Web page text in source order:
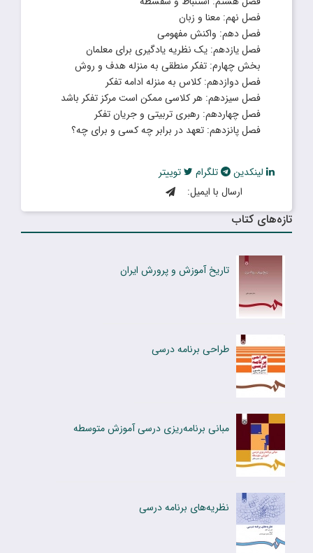
فصل نهم: معنا و زبان
فصل دهم: واکنش مفهومی
فصل یازدهم: یک نظریه یادگیری برای معلمان
بخش چهارم: تفکر منطقی به منزله هدف و روش
فصل دوازدهم: کلاس به منزله ادامه تفکر
فصل سیزدهم: هر کلاسی ممکن است مرکز تفکر باشد
فصل چهاردهم: رهبری تربیتی و جریان تفکر
فصل پانزدهم: تعهد در برابر چه کسی و برای چه؟
لینکدین تلگرام
توییتر
ارسال با ایمیل:
تازه‌های کتاب
تاریخ آموزش و پرورش ایران
طراحی برنامه درسی
مبانی برنامه‌ریزی درسی آموزش متوسطه
نظریه‌های برنامه درسی